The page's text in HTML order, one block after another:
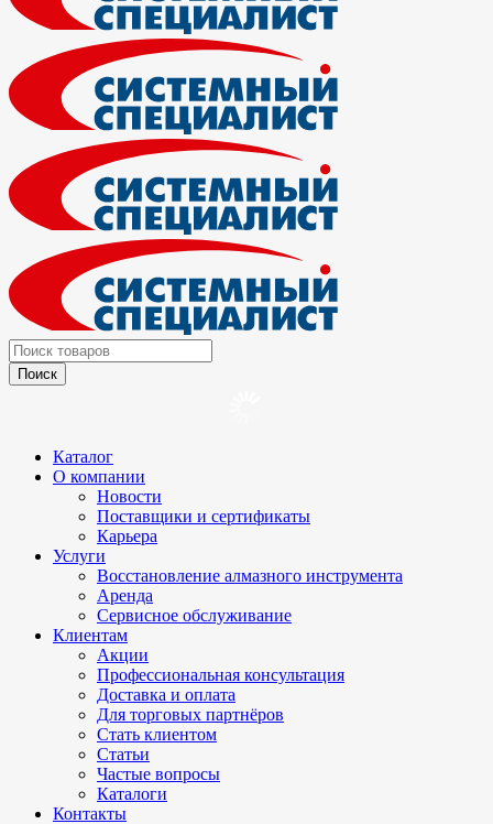
Каталог
О компании
Новости
Поставщики и сертификаты
Карьера
Услуги
Восстановление алмазного инструмента
Аренда
Сервисное обслуживание
Клиентам
Акции
Профессиональная консультация
Доставка и оплата
Для торговых партнёров
Стать клиентом
Статьи
Частые вопросы
Каталоги
Контакты